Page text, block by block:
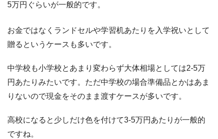
5万円ぐらいが一般的です。
お金ではなくランドセルや学習机あたりを入学祝いとして
贈るというケースも多いです。
中学校も小学校とあまり変わらず大体相場としては2-5万
円あたりみたいです。ただ中学校の場合準備品とかはあま
りないので現金をそのまま渡すケースが多いです。
高校になると少しだけ色を付けて3-5万円あたりが一般的
ですね。